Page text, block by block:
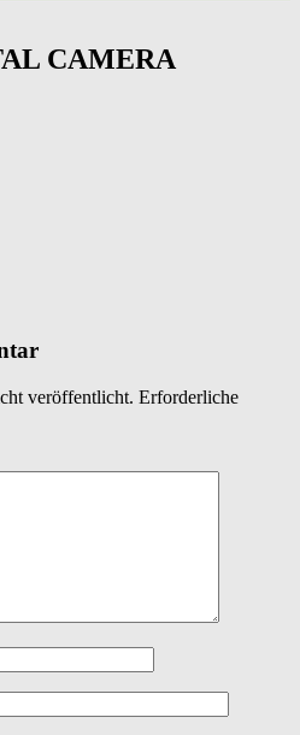
CAMERA
veröffentlicht. Erforderliche